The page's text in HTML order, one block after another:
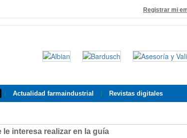
Registrar mi
| Actualidad farmaindustrial | Revistas digitales